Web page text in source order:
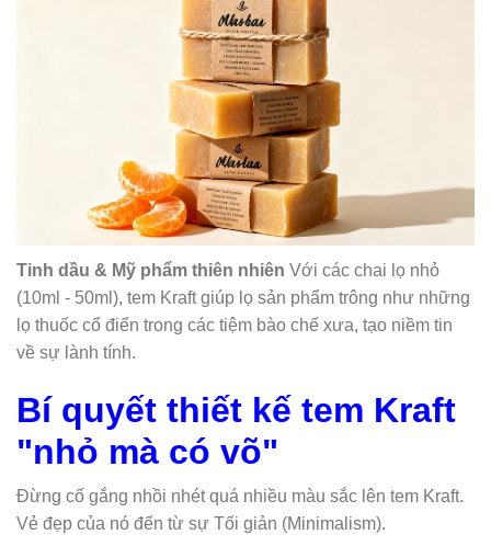
Tinh dầu & Mỹ phẩm thiên nhiên Với các chai lọ nhỏ
(10ml - 50ml), tem Kraft giúp lọ sản phẩm trông như những
lọ thuốc cổ điển trong các tiệm bào chế xưa, tạo niềm tin
về sự lành tính.
Bí quyết thiết kế tem Kraft
"nhỏ mà có võ"
Đừng cố gắng nhồi nhét quá nhiều màu sắc lên tem Kraft.
Vẻ đẹp của nó đến từ sự Tối giản (Minimalism).